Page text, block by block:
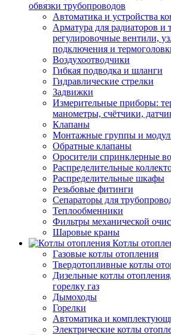
обвязки трубопроводов
Автоматика и устройства
Арматура для радиаторов и
регулировочные вентили,
подключения и
Воздухоотводчики
Гибкая подводка и шланги
Гидравлические стрелки
Задвижки
Измерительные приборы:
манометры, счётчики,
Клапаны
Монтажные группы и
Обратные клапаны
Оросители спринклерные
Распределительные
Распределительные шкафы
Резьбовые фитинги
Сепараторы для
Теплообменники
Фильтры механической
Шаровые краны
Котлы
Газовые котлы отопления
Твердотопливные котлы
Дизельные котлы
горелку газ
Дымоходы
Горелки
Автоматика и
Электрические котлы